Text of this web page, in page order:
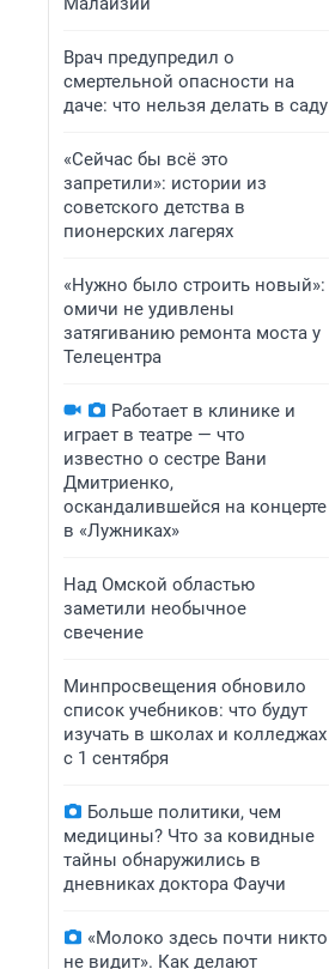
Врач предупредил о
смертельной опасности на
даче: что нельзя делать в саду
«Сейчас бы всё это
запретили»: истории из
советского детства в
пионерских лагерях
«Нужно было строить новый»:
омичи не удивлены
затягиванию ремонта моста у
Телецентра
Работает в клинике и
играет в театре — что
известно о сестре Вани
Дмитриенко,
оскандалившейся на концерте
в «Лужниках»
Над Омской областью
заметили необычное
свечение
Минпросвещения обновило
список учебников: что будут
изучать в школах и колледжах
с 1 сентября
Больше политики, чем
медицины? Что за ковидные
тайны обнаружились в
дневниках доктора Фаучи
«Молоко здесь почти никто
не видит». Как делают